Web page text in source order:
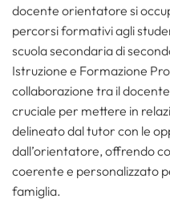
docente orientatore si
percorsi formativi agli
scuola secondaria di
Istruzione e Formazione
collaborazione tra il
cruciale per mettere in
delineato dal tutor con le
dall’orientatore, offrendo
coerente e personalizzato
famiglia.